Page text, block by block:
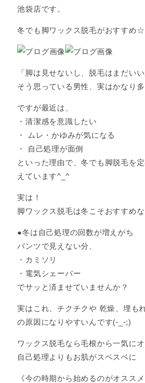
池袋店です。
冬でも脚ワックス脱毛がおすすめ☆
「脚は見せないし、脱毛はまだいい
そう思っている男性、実はかなり多
ですが最近は、
・清潔感を意識したい
・ ムレ・かゆみが気になる
・ 自己処理が面倒
といった理由で、冬でも脚脱毛を
えています^_^
実は！
脚ワックス脱毛は冬こそおすすめな
●冬は自己処理の回数が増えがち
パンツで見えない分、
・カミソリ
・電気シェーバー
でサッと済ませていませんか？
実はこれ、チクチクや 乾燥、埋も
の原因になりやすいんです(-_-;)
ワックス脱毛なら毛根から一気にオ
自己処理よりもお肌がスベスベに
《今の時期から始めるのがオススメ